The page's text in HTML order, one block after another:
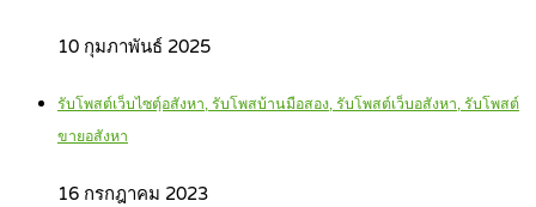
10 กุมภาพันธ์ 2025
รับโพสต์เว็บไซตฺ์อสังหา, รับโพสบ้านมือสอง, รับโพสต์เว็บอสังหา, รับโพสต์
ขายอสังหา
16 กรกฎาคม 2023